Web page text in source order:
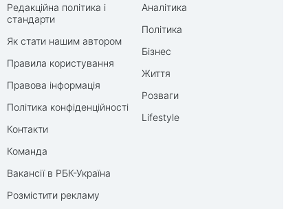
Редакційна політика і
стандарти
Як стати нашим автором
Правила користування
Правова інформація
Політика конфіденційності
Контакти
Команда
Вакансії в РБК-Україна
Розмістити рекламу
Аналітика
Політика
Бізнес
Життя
Розваги
Lifestyle